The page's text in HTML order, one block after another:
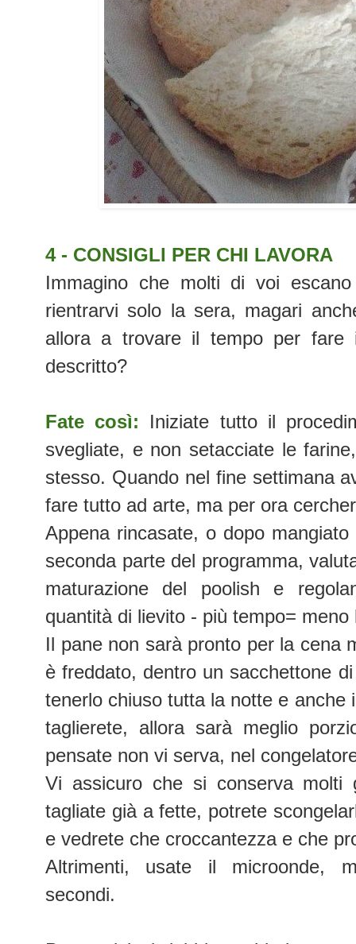
4 - CONSIGLI PER CHI LAVORA
Immagino che molti di voi
rientrarvi solo la sera, magari
allora a trovare il tempo per fare
descritto?
Fate così: Iniziate tutto il
svegliate, e non setacciate le
stesso. Quando nel fine settimana
fare tutto ad arte, ma per ora
Appena rincasate, o dopo
seconda parte del programma,
maturazione del poolish e
quantità di lievito - più tempo=
Il pane non sarà pronto per la cena
è freddato, dentro un sacchettone
tenerlo chiuso tutta la notte e anche
taglierete, allora sarà meglio
pensate non vi serva, nel
Vi assicuro che si conserva molti
tagliate già a fette, potrete
e vedrete che croccantezza e che
Altrimenti, usate il microonde,
secondi.